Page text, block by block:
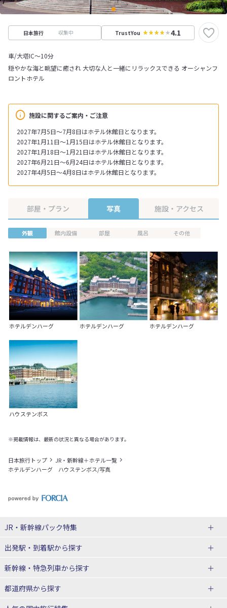
日本旅行 収集中 TrustYou 4.1
車/大塔IC～10分
施設に関するご案内・ご注意
2027年7月5日～7月8日はホテル休館日となります。
2027年1月11日～1月15日はホテル休館日となります。
2027年1月18日～1月21日はホテル休館日となります。
2027年6月21日～6月24日はホテル休館日となります。
2027年4月5日～4月8日はホテル休館日となります。
穏やかな海と眺望に癒され 大切な人と一緒にリラックスできる オーシャンフ
ロントホテル
部屋・プラン 写真 施設・アクセス
外観 館内設備 部屋 風呂 その他
ホテルデンハーグ ホテルデンハーグ ホテルデンハーグ
ハウステンボス
※掲載情報は、最新の状況と異なる場合があります。
日本旅行トップ
JR・新幹線＋ホテル一覧
ホテルデンハーグ ハウステンボス/写真
JR・新幹線パック特集
JR・新幹線＋ホテルパック
出張パック
出発駅・到着駅から探す
秋田⇔東京 新幹線パック
仙台→東京 新幹線パック
新幹線・特急列車から探す
北海道新幹線 旅行
都道府県から探す